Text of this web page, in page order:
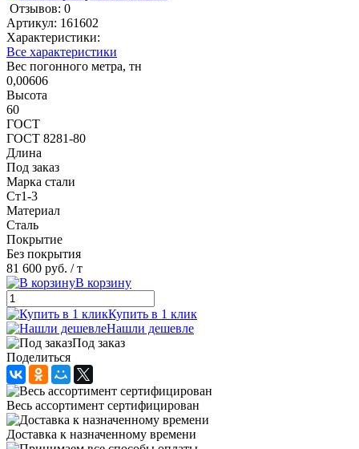
Отзывов: 0
Артикул: 161602
Характеристики:
Все характеристики
Вес погонного метра, тн
0,00606
Высота
60
ГОСТ
ГОСТ 8281-80
Длина
Под заказ
Марка стали
Ст1-3
Материал
Сталь
Покрытие
Без покрытия
81 600 руб. / т
В корзину
Купить в 1 клик
Нашли дешевле
Под заказ
Поделиться
Весь ассортимент сертифицирован
Доставка к назначенному времени